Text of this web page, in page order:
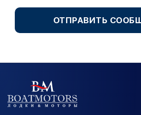
ОТПРАВИТЬ